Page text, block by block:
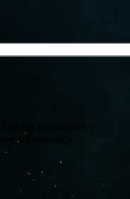
de los fenómenos y
mundo.»